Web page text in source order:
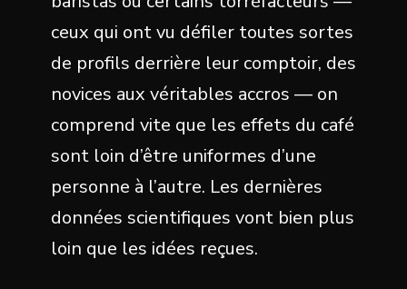
ceux qui ont vu défiler toutes sortes
de profils derrière leur comptoir, des
novices aux véritables accros — on
comprend vite que les effets du café
sont loin d’être uniformes d’une
personne à l’autre. Les dernières
données scientifiques vont bien plus
loin que les idées reçues.